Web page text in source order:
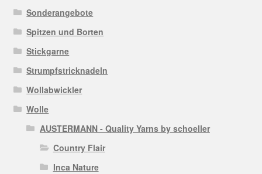
Sonderangebote
Spitzen und Borten
Stickgarne
Strumpfstricknadeln
Wollabwickler
Wolle
AUSTERMANN - Quality Yarns by schoeller
Country Flair
Inca Nature